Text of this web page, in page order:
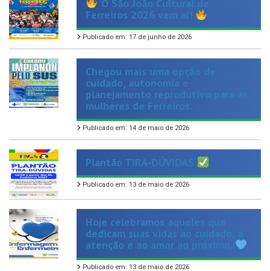
Publicado em: 17 de junho de 2026
Chegou mais uma opção de
cuidado, autonomia e
planejamento reprodutivo para as
mulheres de Ferreiros.
Publicado em: 14 de maio de 2026
Plantão TIRA-DÚVIDAS
Publicado em: 13 de maio de 2026
Hoje celebramos aqueles que
dedicam suas vidas ao cuidado, à
atenção e ao amor ao próximo.
Publicado em: 13 de maio de 2026